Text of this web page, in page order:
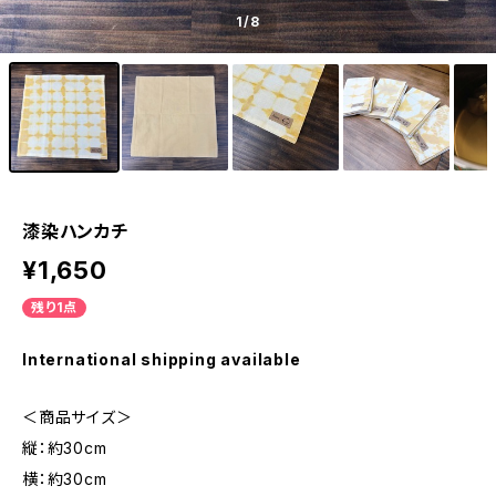
1/8
漆染ハンカチ
¥1,650
残り1点
International shipping available
＜商品サイズ＞
縦：約30cm
横：約30cm